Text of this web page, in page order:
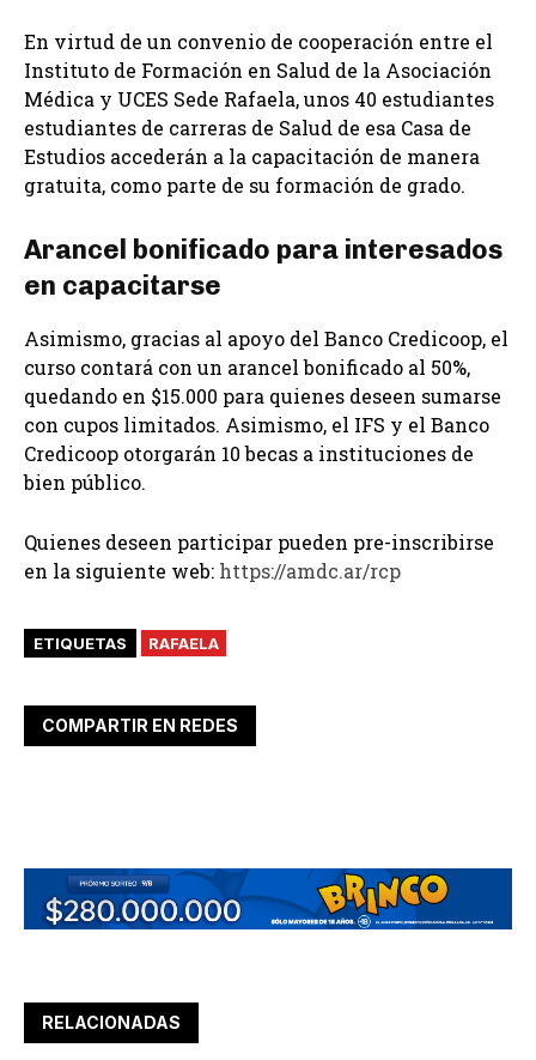
En virtud de un convenio de cooperación entre el
Instituto de Formación en Salud de la Asociación
Médica y UCES Sede Rafaela, unos 40 estudiantes
estudiantes de carreras de Salud de esa Casa de
Estudios accederán a la capacitación de manera
gratuita, como parte de su formación de grado.
Arancel bonificado para interesados
en capacitarse
Asimismo, gracias al apoyo del Banco Credicoop, el
curso contará con un arancel bonificado al 50%,
quedando en $15.000 para quienes deseen sumarse
con cupos limitados. Asimismo, el IFS y el Banco
Credicoop otorgarán 10 becas a instituciones de
bien público.
Quienes deseen participar pueden pre-inscribirse
en la siguiente web: https://amdc.ar/rcp
ETIQUETAS RAFAELA
COMPARTIR EN REDES
RELACIONADAS